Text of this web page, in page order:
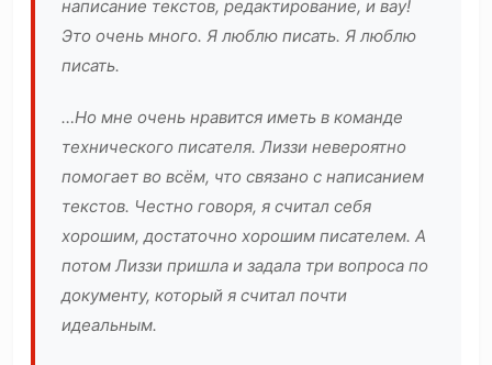
написание текстов, редактирование, и вау!
Это очень много. Я люблю писать. Я люблю
писать.
…Но мне очень нравится иметь в команде
технического писателя. Лиззи невероятно
помогает во всём, что связано с написанием
текстов. Честно говоря, я считал себя
хорошим, достаточно хорошим писателем. А
потом Лиззи пришла и задала три вопроса по
документу, который я считал почти
идеальным.